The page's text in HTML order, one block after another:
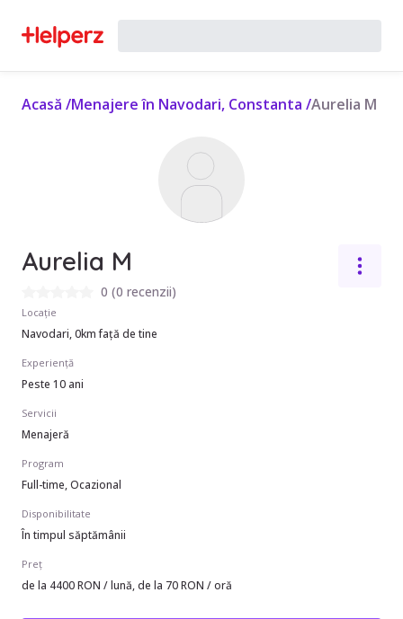
Acasă /Menajere în Navodari, Constanta /Aurelia M
Aurelia M
0 (0 recenzii)
Locație
Navodari, 0km față de tine
Experiență
Peste 10 ani
Servicii
Menajeră
Program
Full-time, Ocazional
Disponibilitate
În timpul săptămânii
Preț
de la 4400 RON / lună, de la 70 RON / oră